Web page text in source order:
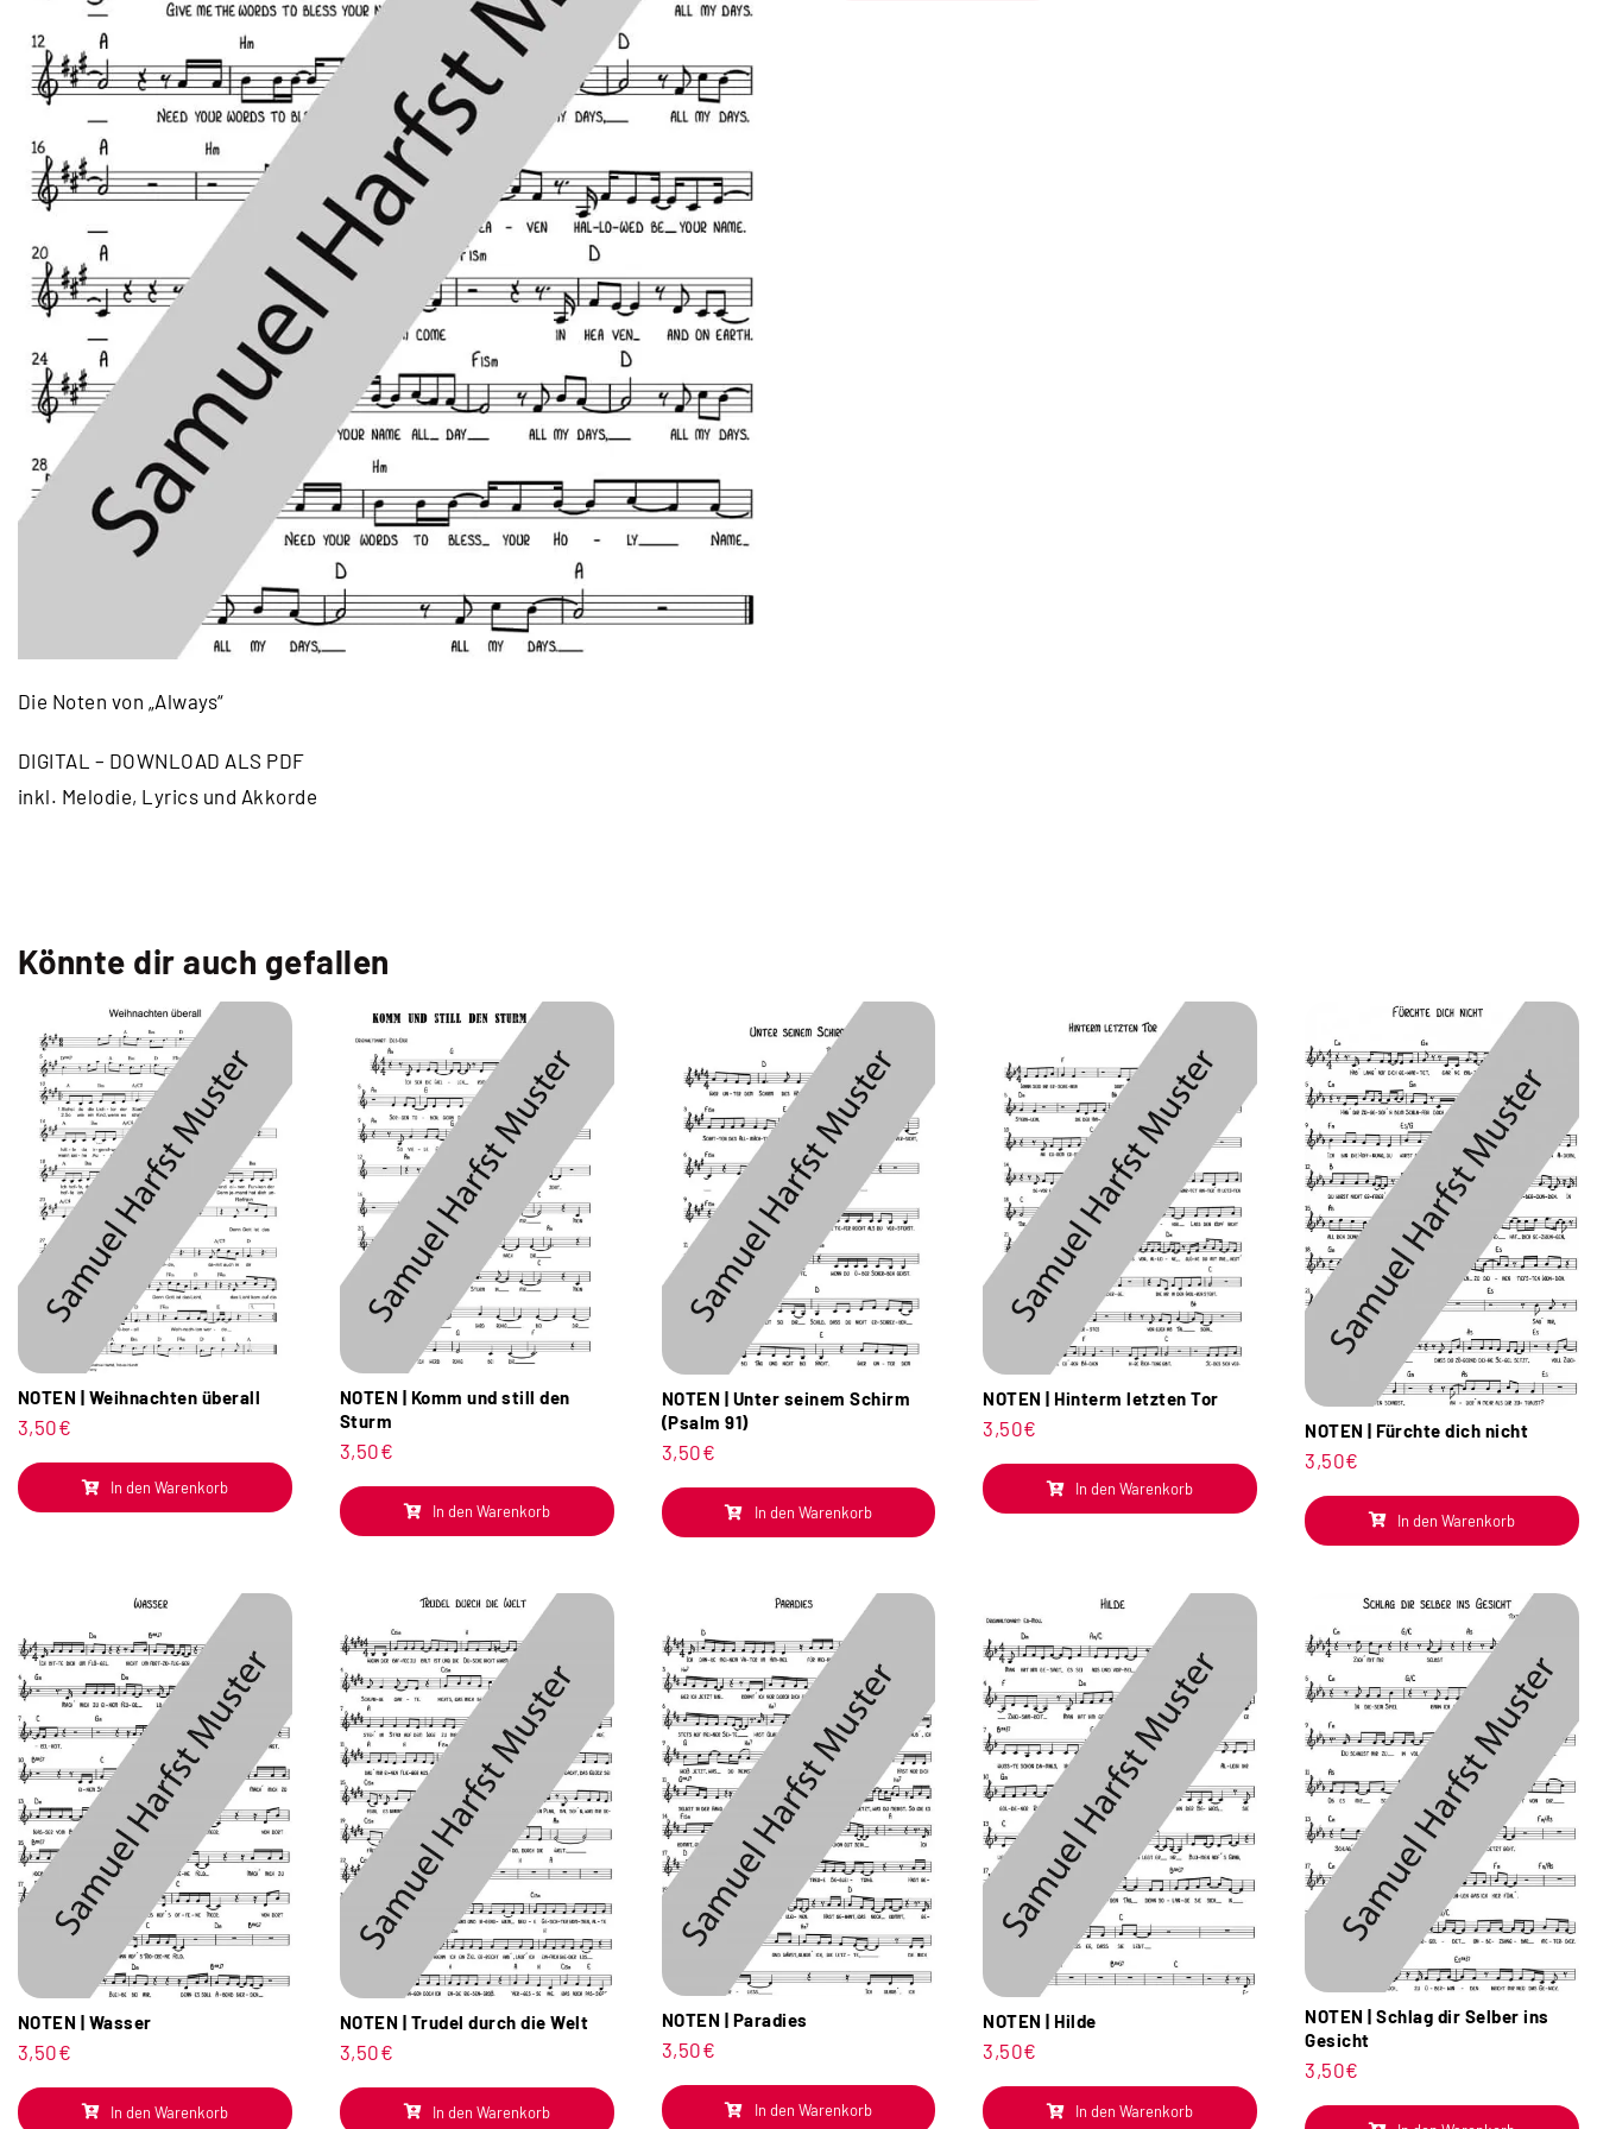
Die Noten von „Always“
DIGITAL – DOWNLOAD ALS PDF
inkl. Melodie, Lyrics und Akkorde
Könnte dir auch gefallen
NOTEN | Weihnachten überall
3,50€
In den Warenkorb
NOTEN | Komm und still den
Sturm
3,50€
In den Warenkorb
NOTEN | Unter seinem Schirm
(Psalm 91)
3,50€
In den Warenkorb
NOTEN | Hinterm letzten Tor
3,50€
In den Warenkorb
NOTEN | Fürchte dich nicht
3,50€
In den Warenkorb
NOTEN | Wasser
3,50€
In den Warenkorb
NOTEN | Trudel durch die Welt
3,50€
In den Warenkorb
NOTEN | Paradies
3,50€
In den Warenkorb
NOTEN | Hilde
3,50€
In den Warenkorb
NOTEN | Schlag dir Selber ins
Gesicht
3,50€